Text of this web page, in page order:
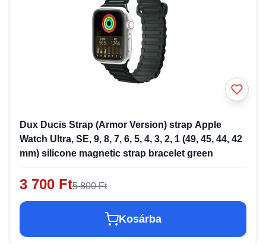
Dux Ducis Strap (Armor Version) strap Apple
Watch Ultra, SE, 9, 8, 7, 6, 5, 4, 3, 2, 1 (49, 45, 44, 42
mm) silicone magnetic strap bracelet green
3 700 Ft5 800 Ft
Kosárba